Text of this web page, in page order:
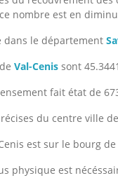
nombre est en
dans le département
Val-Cenis sont
fait état de
du centre ville de
est sur le bourg de
physique est